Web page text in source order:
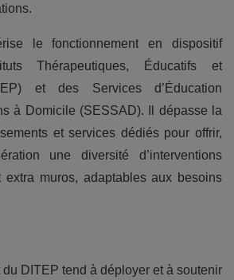
le fonctionnement en dispositif
Thérapeutiques, Éducatifs et
et des Services d’Éducation
à Domicile (SESSAD). Il dépasse la
et services dédiés pour offrir,
une diversité d’interventions
extra muros, adaptables aux besoins
du DITEP tend à déployer et à soutenir